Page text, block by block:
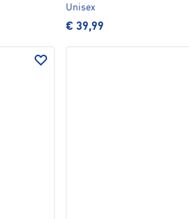
Unisex
€ 39,99